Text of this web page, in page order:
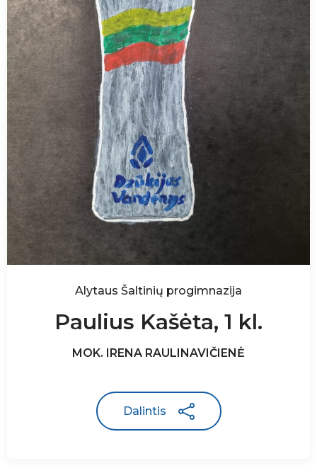
Alytaus Šaltinių progimnazija
Paulius Kašėta, 1 kl.
MOK. IRENA RAULINAVIČIENĖ
Dalintis